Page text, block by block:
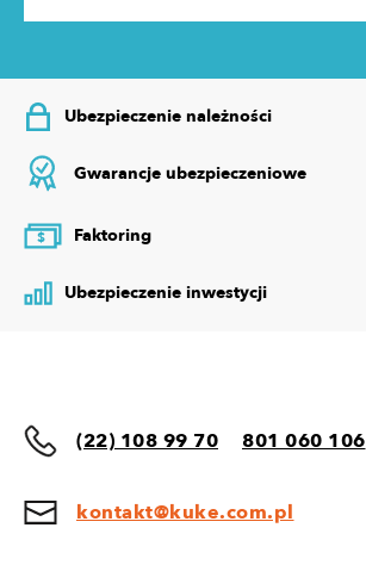
Ubezpieczenie należności
Gwarancje ubezpieczeniowe
$ Faktoring
Ubezpieczenie inwestycji
(22) 108 99 70 801 060 106
kontakt@kuke.com.pl